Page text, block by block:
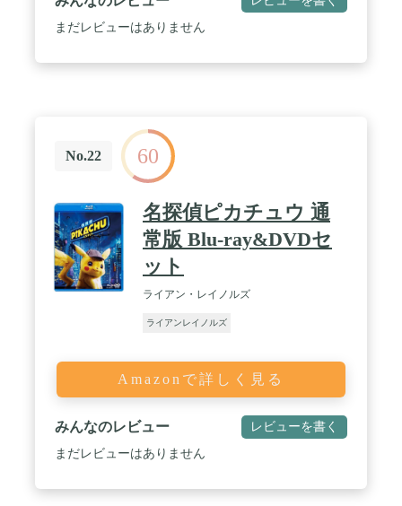
まだレビューはありません
No.22 60
名探偵ピカチュウ 通
常版 Blu-ray&DVDセ
ット
ライアン・レイノルズ
ライアンレイノルズ
Amazonで詳しく見る
みんなのレビュー レビューを書く
まだレビューはありません